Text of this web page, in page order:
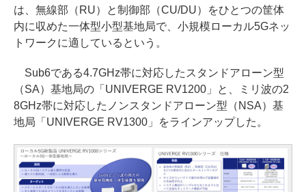
は、無線部（RU）と制御部（CU/DU）をひとつの筐体
内に収めた一体型小型基地局で、小規模ローカル5Gネッ
トワークに適しているという。
Sub6である4.7GHz帯に対応したスタンドアローン型
（SA）基地局の「UNIVERGE RV1200」と、ミリ波の2
8GHz帯に対応したノンスタンドアローン型（NSA）基
地局「UNIVERGE RV1300」をラインアップした。